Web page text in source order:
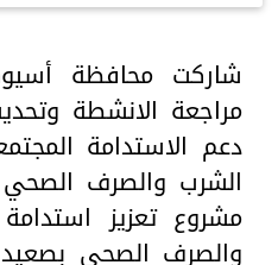
شاركت محافظة
مراجعة الانشطة
دعم الاستدامة
الشرب والصرف
مشروع تعزيز